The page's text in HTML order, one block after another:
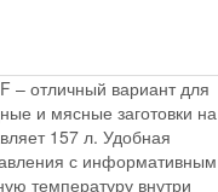
– отличный вариант для
и мясные заготовки на
157 л. Удобная
с информативным
температуру внутри